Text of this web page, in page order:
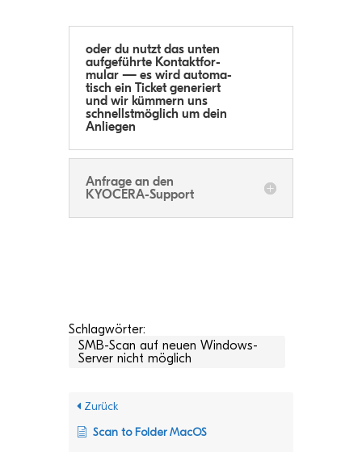
oder du nutzt das unten
auf­ge­führte Kon­takt­for­
mu­lar — es wird auto­ma­
tisch ein Ticket gene­riert
und wir küm­mern uns
schnellst­mög­lich um dein
Anliegen
Anfrage an den
KYOCERA-Support
Schlagwörter:
SMB-Scan auf neuen Windows-
Server nicht möglich
Zurück
Scan to Fol­der MacOS